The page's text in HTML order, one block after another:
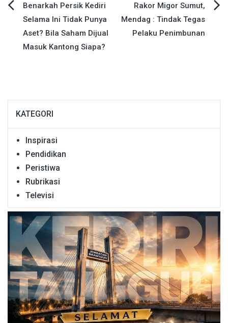
Navigasi
pos
Benarkah Persik Kediri
Selama Ini Tidak Punya
Aset? Bila Saham Dijual
Masuk Kantong Siapa?
Rakor Migor Sumut,
Mendag : Tindak Tegas
Pelaku Penimbunan
KATEGORI
Inspirasi
Pendidikan
Peristiwa
Rubrikasi
Televisi